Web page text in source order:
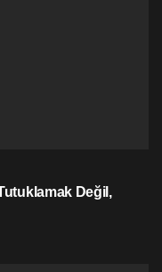
Değil,